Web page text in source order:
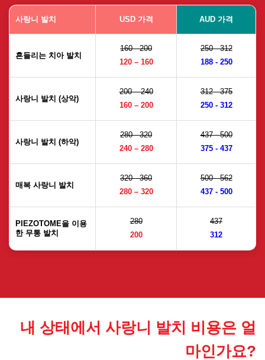
사랑니 발치 USD 가격 AUD 가격
흔들리는 치아 발치
160 - 200
120 – 160
250 - 312
188 - 250
사랑니 발치 (상악)
200 – 240
160 – 200
312 - 375
250 - 312
사랑니 발치 (하악)
280 - 320
240 – 280
437 - 500
375 - 437
매복 사랑니 발치
320 - 360
280 – 320
500 - 562
437 - 500
PIEZOTOME을 이용
한 무통 발치
280
200
437
312
내 상태에서 사랑니 발치 비용은 얼
마인가요?